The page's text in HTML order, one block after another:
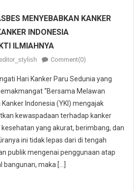
MENYEBABKAN KANKER
INDONESIA
ILMIAHNYA
Comment(0)
Hari Kanker Paru Sedunia yang
“Bersama Melawan
Kanker Indonesia (YKI) mengajak
kewaspadaan terhadap kanker
yang akurat, berimbang, dan
ini tidak lepas dari di tengah
publik mengenai penggunaan atap
maka […]